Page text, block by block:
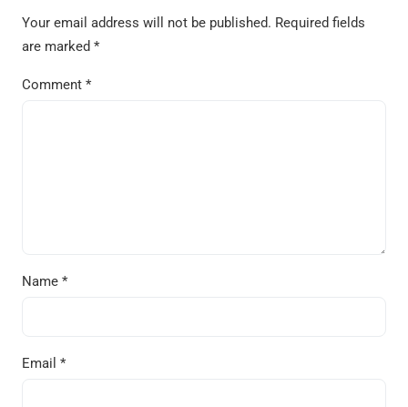
Your email address will not be published. Required fields
are marked *
Comment *
Name *
Email *